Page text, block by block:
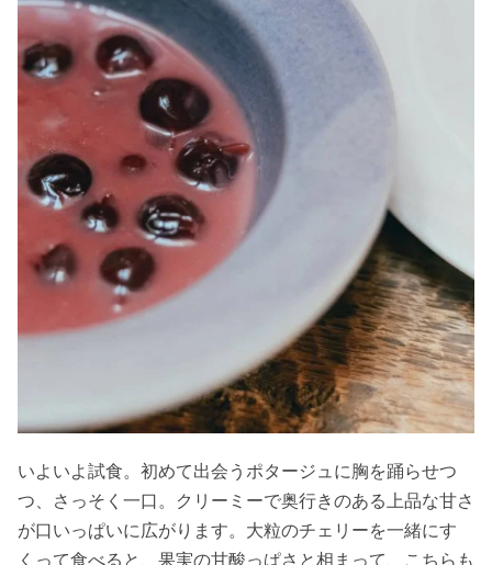
いよいよ試食。初めて出会うポタージュに胸を踊らせつ
つ、さっそく一口。クリーミーで奥行きのある上品な甘さ
が口いっぱいに広がります。大粒のチェリーを一緒にす
くって食べると、果実の甘酸っぱさと相まって、こちらも